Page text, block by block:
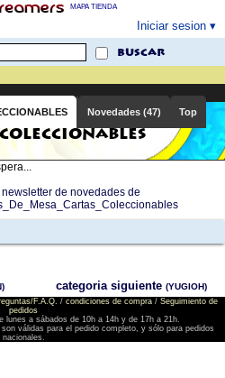
MAPA TIENDA
Iniciar sesion
buscar
DE MESA CARTAS
COLECCIONABLES
Novedades (47) Top
de novedades de
categoria siguiente (YUGIOH)
F.A.Q. / condiciones de compra/ Seguimiento de
pedidos
lunes a sábados de 10h a 14h y de 17h a 21h.
válidas para el pedido completo, y sólo para pedidos
nacionales.